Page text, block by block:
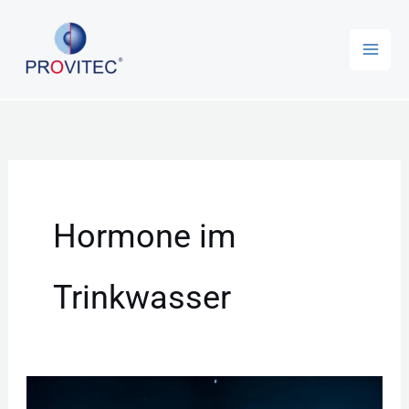
springen
Hormone im
Trinkwasser